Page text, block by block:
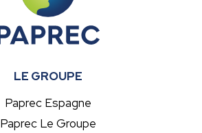
LE GROUPE
Paprec Espagne
Paprec Le Groupe